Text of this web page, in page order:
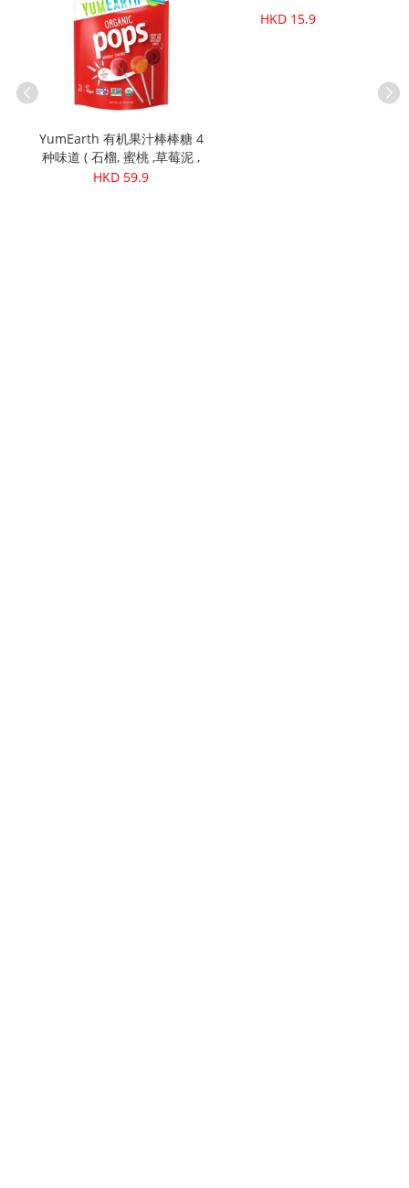
YumEarth 有机果汁棒棒糖 4
种味道 ( 石榴, 蜜桃 ,草莓泥 ,
浆果) (20支)
HKD 59.9
HKD 15.9